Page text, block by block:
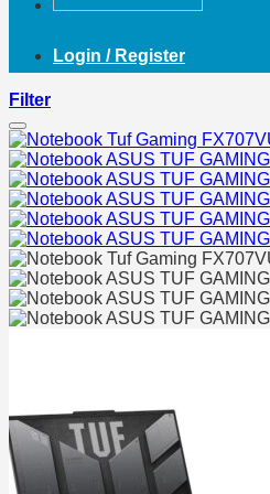
Login / Register
Filter